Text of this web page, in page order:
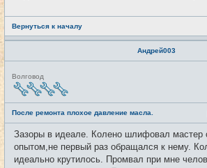
Вернуться к началу
Андрей003
Н
е
в
т
и
Волговод
После ремонта плохое давление масла.
Зазоры в идеале. Колено шлифовал мастер
опытом,не первый раз обращался к нему.
идеально крутилось. Промвал при мне